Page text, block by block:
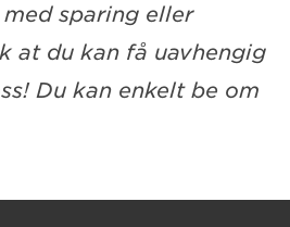
sparing eller
at du kan få uavhengig
Du kan enkelt be om